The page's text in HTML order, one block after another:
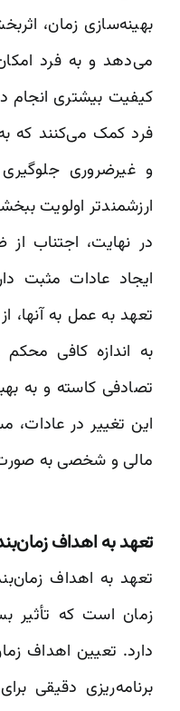
بهینه‌سازی زمان،
می‌دهد و به فرد
کیفیت بیشتری
فرد کمک می‌کنند که
و غیرضروری
ارزشمندتر اولویت
در نهایت، اجتناب از
ایجاد عادات مثبت
تعهد به عمل به آنها،
به اندازه کافی
تصادفی کاسته و به
این تغییر در عادات،
مالی و شخصی به صورت
تعهد به اهداف
تعهد به اهداف
زمان است که تأثیر
دارد. تعیین اهداف
برنامه‌ریزی دقیقی